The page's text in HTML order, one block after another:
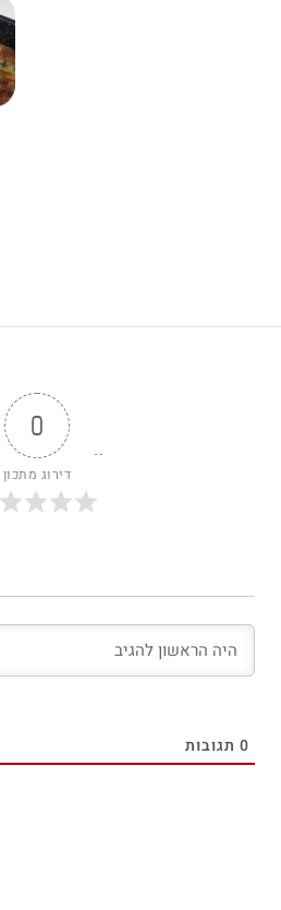
0
דירוג מתכון
0תגובות